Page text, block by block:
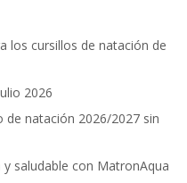
los cursillos de natación de
2026
de natación 2026/2027 sin
saludable con MatronAqua